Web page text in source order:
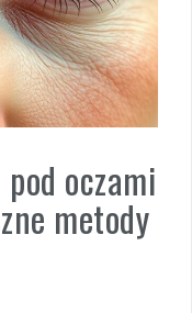
oczami
metody